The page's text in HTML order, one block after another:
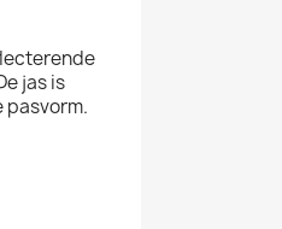
jas is
pasvorm.